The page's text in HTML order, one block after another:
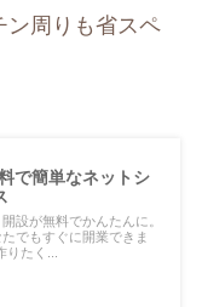
ン周りも省スペ
で簡単なネットシ
設が無料でかんたんに。
でもすぐに開業できま
たく...